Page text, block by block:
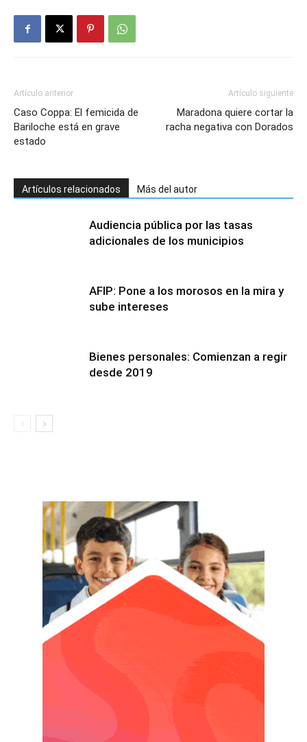
Artículo anterior
Caso Coppa: El femicida de
Bariloche está en grave
estado
Artículo siguiente
Maradona quiere cortar la
racha negativa con Dorados
Artículos relacionados Más del autor
Audiencia pública por las tasas
adicionales de los municipios
AFIP: Pone a los morosos en la mira y
sube intereses
Bienes personales: Comienzan a regir
desde 2019